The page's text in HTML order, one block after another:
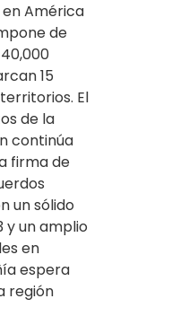
América
de
15
El
de la
continúa
firma de
un sólido
y un amplio
en
espera
región